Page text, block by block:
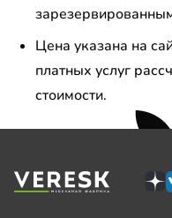
Цена указана на
платных услуг
стоимости.